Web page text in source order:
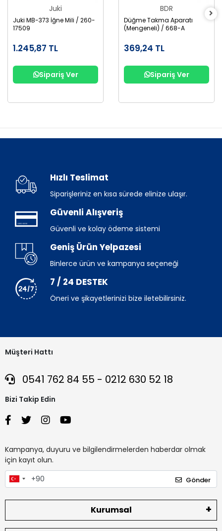
Juki
Juki MB-373 İğne Mili / 260-
17509
1.245,87 TL
Sipariş Ver
BDR
Düğme Takma Aparatı
(Mengeneli) / 668-A
369,24 TL
Sipariş Ver
Hızlı Teslimat
Siparişleriniz en kısa sürede elinize ulaşır.
Güvenli Alışveriş
Güvenli ve kolay ödeme sistemi
Geniş Ürün Yelpazesi
Binlerce ürün ve kampanya seçeneği
7 / 24 DESTEK
Öneri ve şikayetlerinizi bize iletebilirsiniz.
Müşteri Hattı
0541 762 84 55 - 0212 630 52 18
Bizi Takip Edin
Kampanya, duyuru ve bilgilendirmelerden haberdar olmak
için kayıt olun.
Gönder
Kurumsal